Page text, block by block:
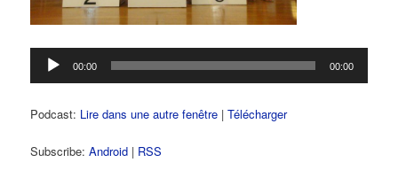
Lecteur
audio
00:00 00:00
Podcast: Lire dans une autre fenêtre |Télécharger
Subscribe:Android | RSS